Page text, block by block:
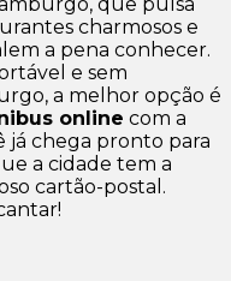
que pulsa
charmosos e
a pena conhecer.
e sem
a melhor opção é
online com a
já chega pronto para
a cidade tem a
cartão-postal.